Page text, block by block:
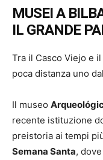
MUSEI A
IL GRANDE
Tra il Casco Viejo e
poca distanza uno
Il museo
recente istituzione
preistoria ai tempi
Semana Santa,